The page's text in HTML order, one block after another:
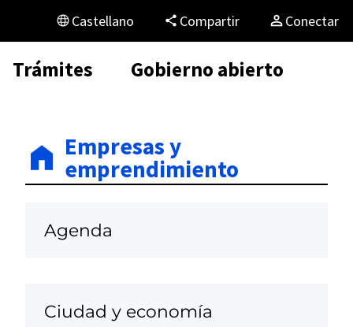
Castellano Compartir Conectar
Trámites Gobierno abierto
Empresas y
emprendimiento
Agenda
Ciudad y economía